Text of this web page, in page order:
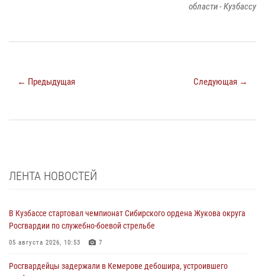
области - Кузбассу
← Предыдущая Следующая →
ЛЕНТА НОВОСТЕЙ
В Кузбассе стартовал чемпионат Сибирского ордена Жукова округа
Росгвардии по служебно-боевой стрельбе
05 августа 2026, 10:53 7
Росгвардейцы задержали в Кемерове дебошира, устроившего